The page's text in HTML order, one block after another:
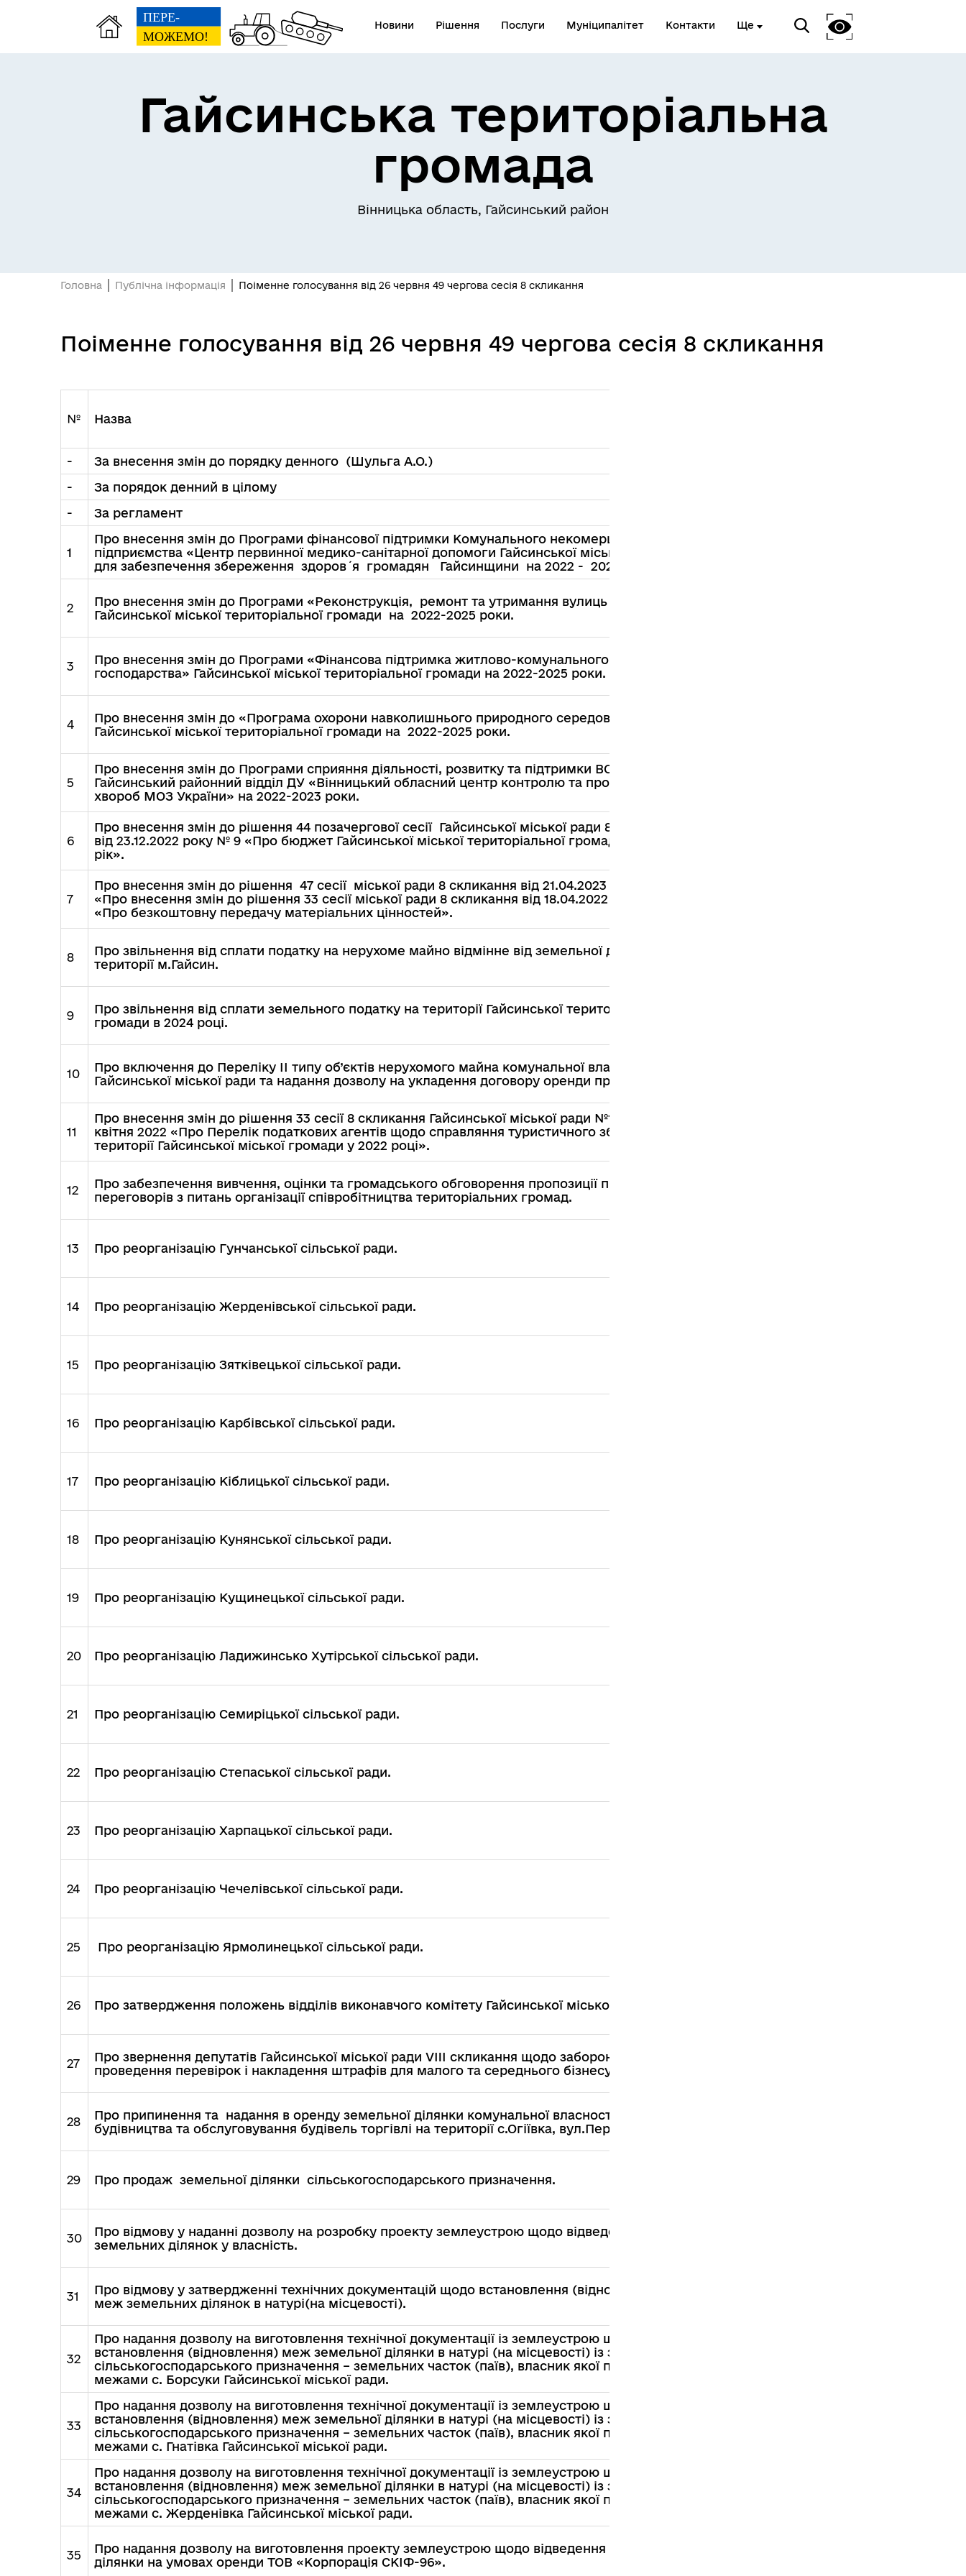
Новини Рішення Послуги Муніципалітет Контакти Ще
Посилання на державні
інформаційні ресурси
громади
Герої не вмирають
Е-довідник закладів
Телефони екстрених служб та
комунальних підприємств
Гайсинська територіальна
громада
Вінницька область, Гайсинський район
Головна Публічна інформація Поіменне голосування від 26 червня 49 чергова сесія 8 скликання
Поіменне голосування від 26 червня 49 чергова сесія 8 скликання
№ Назва
-
За внесення змін до порядку денного (Шульга А.О.)
-
За порядок денний в цілому
-
За регламент
1
Про внесення змін до Програми фінансової підтримки Комунального некомерційного
підприємства «Центр первинної медико-санітарної допомоги Гайсинської міської ради»
для забезпечення збереження здоров′я громадян Гайсинщини на 2022 - 2026 роки.
2
Про внесення змін до Програми «Реконструкція, ремонт та утримання вулиць і доріг»
Гайсинської міської територіальної громади на 2022-2025 роки.
3
Про внесення змін до Програми «Фінансова підтримка житлово-комунального
господарства» Гайсинської міської територіальної громади на 2022-2025 роки.
4
Про внесення змін до «Програма охорони навколишнього природного середовища»
Гайсинської міської територіальної громади на 2022-2025 роки.
5
Про внесення змін до Програми сприяння діяльності, розвитку та підтримки ВСП
Гайсинський районний відділ ДУ «Вінницький обласний центр контролю та профілактики
хвороб МОЗ України» на 2022-2023 роки.
6
Про внесення змін до рішення 44 позачергової сесії Гайсинської міської ради 8 скликання
від 23.12.2022 року № 9 «Про бюджет Гайсинської міської територіальної громади на 2023
рік».
7
Про внесення змін до рішення 47 сесії міської ради 8 скликання від 21.04.2023 року №9
«Про внесення змін до рішення 33 сесії міської ради 8 скликання від 18.04.2022 року №7
«Про безкоштовну передачу матеріальних цінностей».
8
Про звільнення від сплати податку на нерухоме майно відмінне від земельної ділянки на
території м.Гайсин.
9
Про звільнення від сплати земельного податку на території Гайсинської територіальної
громади в 2024 році.
10
Про включення до Переліку ІІ типу об’єктів нерухомого майна комунальної власності
Гайсинської міської ради та надання дозволу на укладення договору оренди приміщення.
11
Про внесення змін до рішення 33 сесії 8 скликання Гайсинської міської ради №14 від 18
квітня 2022 «Про Перелік податкових агентів щодо справляння туристичного збору на
території Гайсинської міської громади у 2022 році».
12
Про забезпечення вивчення, оцінки та громадського обговорення пропозиції про початок
переговорів з питань організації співробітництва територіальних громад.
13 Про реорганізацію Гунчанської сільської ради.
14 Про реорганізацію Жерденівської сільської ради.
15 Про реорганізацію Зятківецької сільської ради.
16 Про реорганізацію Карбівської сільської ради.
17 Про реорганізацію Кіблицької сільської ради.
18 Про реорганізацію Кунянської сільської ради.
19 Про реорганізацію Кущинецької сільської ради.
20 Про реорганізацію Ладижинсько Хутірської сільської ради.
21 Про реорганізацію Семиріцької сільської ради.
22 Про реорганізацію Степаської сільської ради.
23 Про реорганізацію Харпацької сільської ради.
24 Про реорганізацію Чечелівської сільської ради.
25 Про реорганізацію Ярмолинецької сільської ради.
26 Про затвердження положень відділів виконавчого комітету Гайсинської міської ради.
27
Про звернення депутатів Гайсинської міської ради VIII скликання щодо заборони
проведення перевірок і накладення штрафів для малого та середнього бізнесу.
28
Про припинення та надання в оренду земельної ділянки комунальної власності для
будівництва та обслуговування будівель торгівлі на території с.Огіївка, вул.Перемоги, 42 А.
29 Про продаж земельної ділянки сільськогосподарського призначення.
30
Про відмову у наданні дозволу на розробку проекту землеустрою щодо відведення
земельних ділянок у власність.
31
Про відмову у затвердженні технічних документацій щодо встановлення (відновлення)
меж земельних ділянок в натурі(на місцевості).
32
Про надання дозволу на виготовлення технічної документації із землеустрою щодо
встановлення (відновлення) меж земельної ділянки в натурі (на місцевості) із земель
сільськогосподарського призначення – земельних часток (паїв), власник якої помер за
межами с. Борсуки Гайсинської міської ради.
33
Про надання дозволу на виготовлення технічної документації із землеустрою щодо
встановлення (відновлення) меж земельної ділянки в натурі (на місцевості) із земель
сільськогосподарського призначення – земельних часток (паїв), власник якої помер за
межами с. Гнатівка Гайсинської міської ради.
34
Про надання дозволу на виготовлення технічної документації із землеустрою щодо
встановлення (відновлення) меж земельної ділянки в натурі (на місцевості) із земель
сільськогосподарського призначення – земельних часток (паїв), власник якої помер за
межами с. Жерденівка Гайсинської міської ради.
35
Про надання дозволу на виготовлення проекту землеустрою щодо відведення земельної
ділянки на умовах оренди ТОВ «Корпорація СКІФ-96».